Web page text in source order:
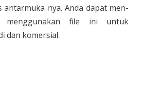
antarmuka nya. Anda dapat men-
menggunakan file ini untuk
dan komersial.